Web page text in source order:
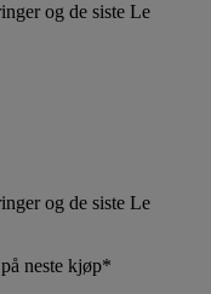
og de siste Le
og de siste Le
neste kjøp*